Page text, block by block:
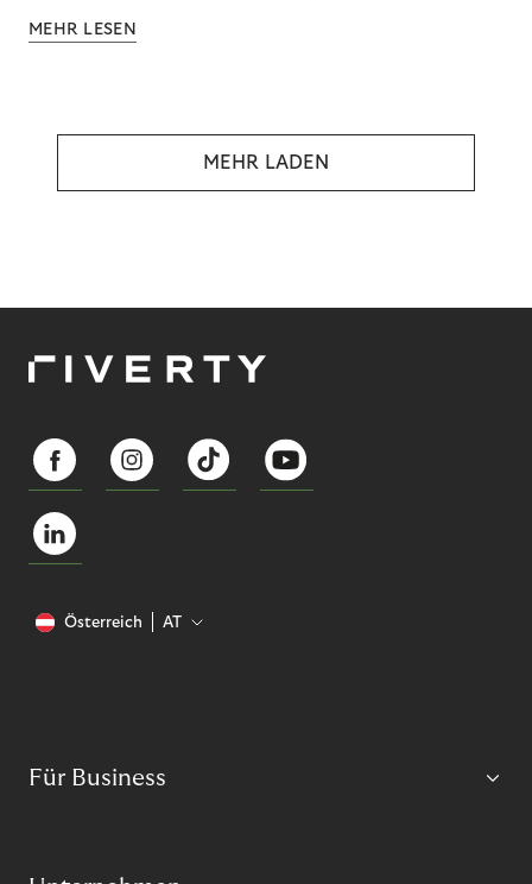
MEHR LESEN
MEHR LADEN
Österreich AT
Für Business